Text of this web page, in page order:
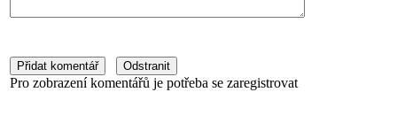
Pro zobrazení komentářů je potřeba se zaregistrovat